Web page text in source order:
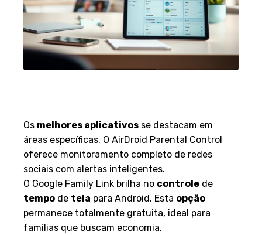
Os melhores aplicativos se destacam em
áreas específicas. O AirDroid Parental Control
oferece monitoramento completo de redes
sociais com alertas inteligentes.
O Google Family Link brilha no controle de
tempo de tela para Android. Esta opção
permanece totalmente gratuita, ideal para
famílias que buscam economia.